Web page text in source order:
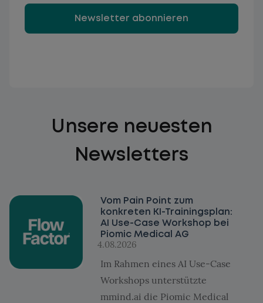
Newsletter abonnieren
Unsere neuesten
Newsletters
Vom Pain Point zum
konkreten KI-Trainingsplan:
AI Use-Case Workshop bei
Piomic Medical AG
4.08.2026
Im Rahmen eines AI Use-Case
Workshops unterstützte
mmind.ai die Piomic Medical